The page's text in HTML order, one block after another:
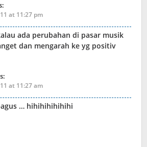
at 11:27 pm
ada perubahan di pasar musik
dan mengarah ke yg positiv
at 11:27 am
… hihihihihihihi